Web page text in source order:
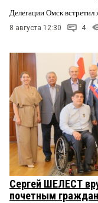
Делегации Омск
8 августа 12:30 4
Сергей ШЕЛЕСТ
почетным